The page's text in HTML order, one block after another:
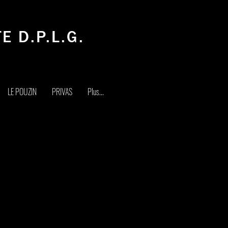
D.P.L.G.
LE POUZIN PRIVAS Plus...